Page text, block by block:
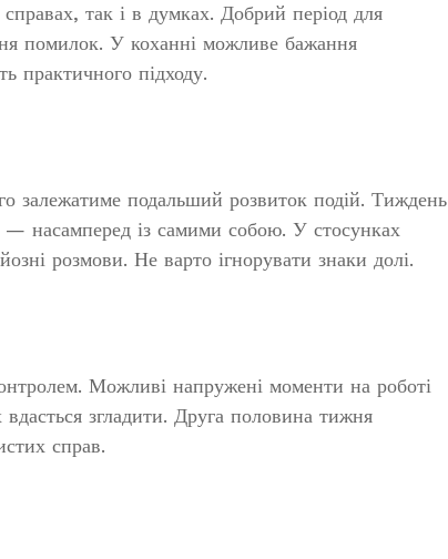
так і в думках. Добрий період для
помилок. У коханні можливе бажання
практичного підходу.
залежатиме подальший розвиток подій. Тиждень
— насамперед із самими собою. У стосунках
розмови. Не варто ігнорувати знаки долі.
Можливі напружені моменти на роботі
згладити. Друга половина тижня
справ.